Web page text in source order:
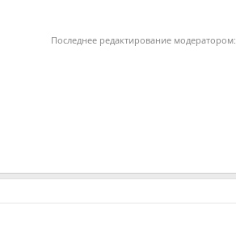
Последнее редактирование модератором: